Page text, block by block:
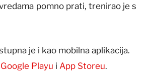
pomno prati, trenirao je s
je i kao mobilna aplikacija.
Google Playu i App Storeu.